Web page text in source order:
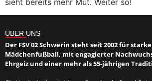
sieht bereits mehr Mut. Weiter so!
ÜBER UNS
Der FSV 02 Schwerin steht seit 2002 für
Mädchenfußball, mit engagierter
Ehrgeiz und einer mehr als 55-jährigen